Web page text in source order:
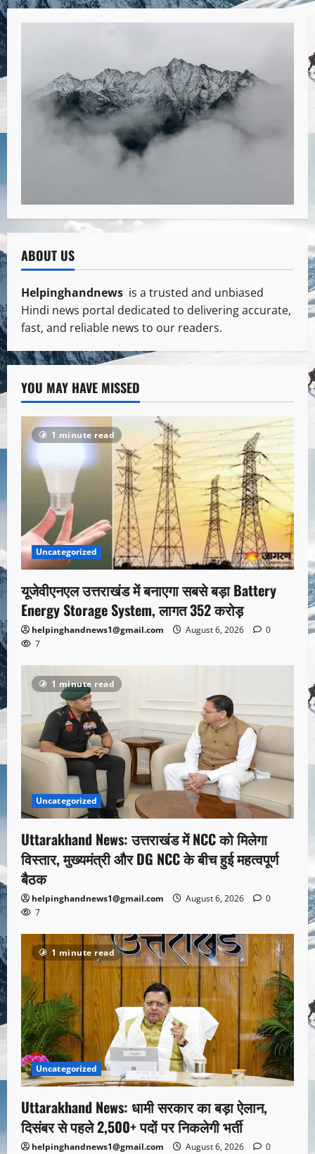
ABOUT US
Helpinghandnews is a trusted and unbiased
Hindi news portal dedicated to delivering accurate,
fast, and reliable news to our readers.
YOU MAY HAVE MISSED
1 minute read
Uncategorized
यूजेवीएनएल उत्तराखंड में बनाएगा सबसे बड़ा Battery
Energy Storage System, लागत 352 करोड़
helpinghandnews1@gmail.com August 6, 2026
0
7
1 minute read
Uncategorized
Uttarakhand News: उत्तराखंड में NCC को मिलेगा
विस्तार, मुख्यमंत्री और DG NCC के बीच हुई महत्वपूर्ण
बैठक
helpinghandnews1@gmail.com August 6, 2026
0
7
1 minute read
Uncategorized
Uttarakhand News: धामी सरकार का बड़ा ऐलान,
दिसंबर से पहले 2,500+ पदों पर निकलेगी भर्ती
helpinghandnews1@gmail.com August 6, 2026
0